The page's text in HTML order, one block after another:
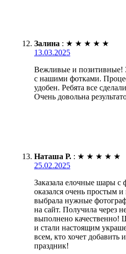
Залина : ★ ★ ★ ★ ★
13.03.2025
Вежливые и позитивные!
с нашими фотками.
удобен. Ребята все
Очень довольна
Наташа Р. : ★ ★ ★ ★ ★
25.02.2025
Заказала елочные шары с
оказался очень простым
выбрала нужные
на сайт. Получила через
выполнено качественно!
и стали настоящим
всем, кто хочет добавить
праздник!